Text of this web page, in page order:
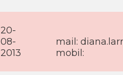
20-
08-
2013
mail:
mobil: